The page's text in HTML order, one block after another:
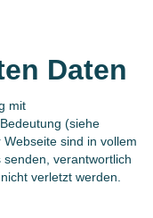
Daten
mit
(siehe
sind in vollem
verantwortlich
verletzt werden.